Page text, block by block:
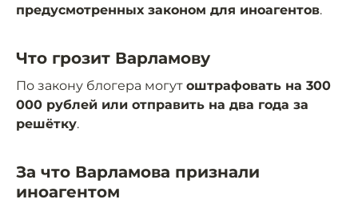
предусмотренных законом для иноагентов.
Что грозит Варламову
По закону блогера могут оштрафовать на 300
000 рублей или отправить на два года за
решётку.
За что Варламова признали
иноагентом